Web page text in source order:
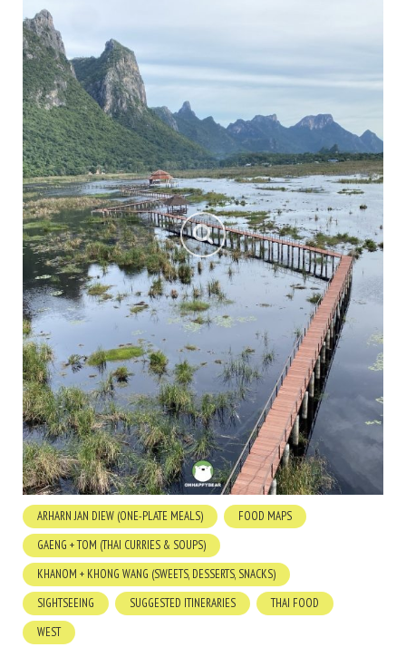
ARHARN JAN DIEW (ONE-PLATE MEALS)
FOOD MAPS
GAENG + TOM (THAI CURRIES & SOUPS)
KHANOM + KHONG WANG (SWEETS, DESSERTS, SNACKS)
SIGHTSEEING
SUGGESTED ITINERARIES
THAI FOOD
WEST